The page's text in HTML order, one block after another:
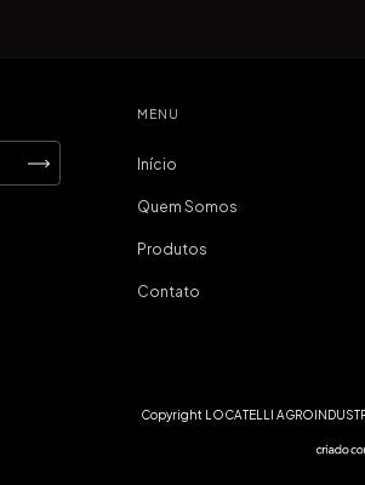
MENU
Início
Quem Somos
Produtos
Contato
Copyright LOCATELLI